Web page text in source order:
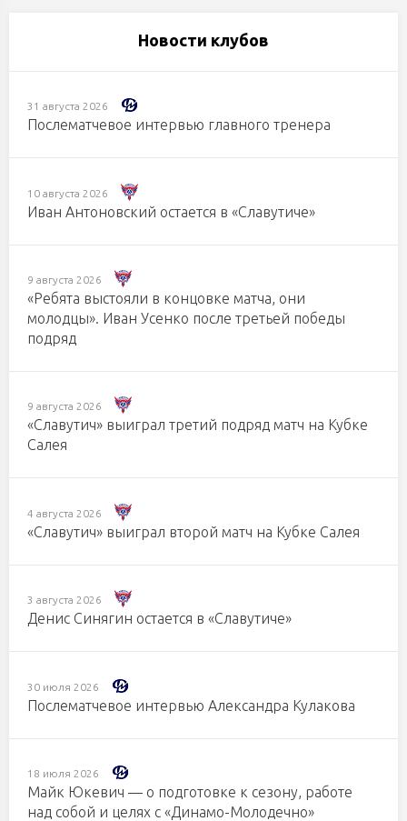
Новости клубов
31 августа 2026
Послематчевое интервью главного тренера
10 августа 2026
Иван Антоновский остается в «Славутиче»
9 августа 2026
«Ребята выстояли в концовке матча, они
молодцы». Иван Усенко после третьей победы
подряд
9 августа 2026
«Славутич» выиграл третий подряд матч на Кубке
Салея
4 августа 2026
«Славутич» выиграл второй матч на Кубке Салея
3 августа 2026
Денис Синягин остается в «Славутиче»
30 июля 2026
Послематчевое интервью Александра Кулакова
18 июля 2026
Майк Юкевич — о подготовке к сезону, работе
над собой и целях с «Динамо-Молодечно»